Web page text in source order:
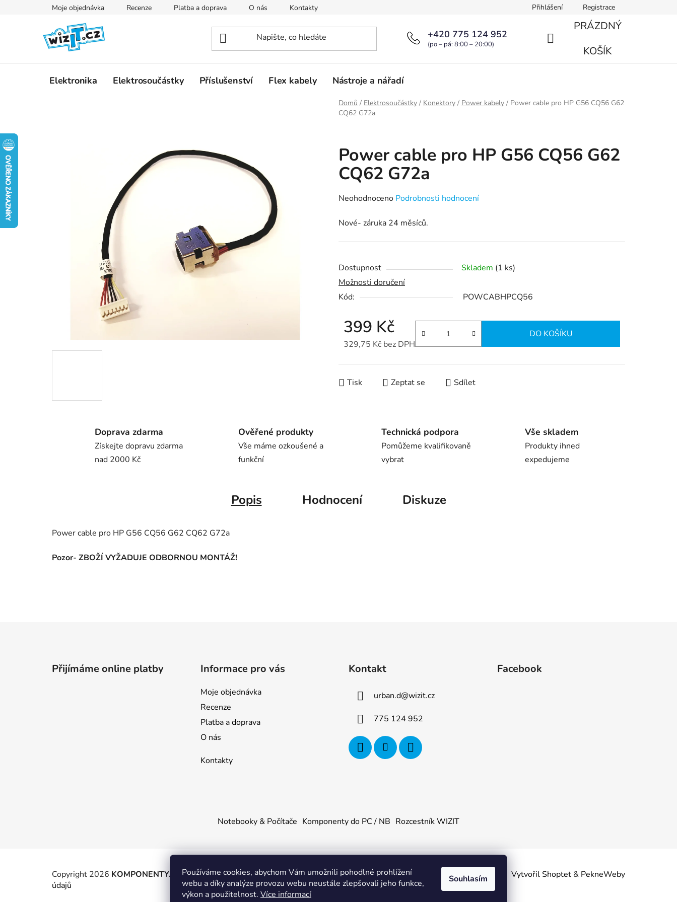
Používáme cookies, abychom Vám umožnili pohodlné prohlížení
webu a díky analýze provozu webu neustále zlepšovali jeho funkce,
výkon a použitelnost. Více informací
Souhlasím
Moje objednávka Recenze Platba a doprava O nás Kontakty Přihlášení Registrace
+420 775 124 952
(po – pá: 8:00 – 20:00)
NÁKUPNÍ
PRÁZDNÝ
KOŠÍK
Elektronika Elektrosoučástky Příslušenství Flex kabely Nástroje a nářadí
Domů / Elektrosoučástky / Konektory / Power kabely / Power cable pro HP G56 CQ56 G62
CQ62 G72a
Power cable pro HP G56 CQ56 G62
CQ62 G72a
Průměrné
produktu
z
5
hvězdiček.
Neohodnoceno Podrobnosti hodnocení
Nové- záruka 24 měsíců.
Dostupnost Skladem (1 ks)
Možnosti doručení
Kód:
POWCABHPCQ56
399 Kč
329,75 Kč bez DPH
DO KOŠÍKU
Tisk Zeptat se Sdílet
Doprava zdarma
Získejte dopravu zdarma
nad 2000 Kč
Ověřené produkty
Vše máme ozkoušené a
funkční
Technická podpora
Pomůžeme kvalifikovaně
vybrat
Vše skladem
Produkty ihned
expedujeme
Popis Hodnocení Diskuze
Power cable pro HP G56 CQ56 G62 CQ62 G72a
Pozor- ZBOŽÍ VYŽADUJE ODBORNOU MONTÁŽ!
Přijímáme online platby Informace pro vás
Moje objednávka
Recenze
Platba a doprava
O nás
Kontakty
Kontakt
urban.d@wizit.cz
775 124 952
Facebook
Notebooky & Počítače Komponenty do PC / NB Rozcestník WIZIT
Vytvořil Shoptet & PekneWeby
Copyright 2026 KOMPONENTY.NET / WIZIT.EU. Všechna práva vyhrazena.|Obchodní podmínky|Ochrana osobních
údajů